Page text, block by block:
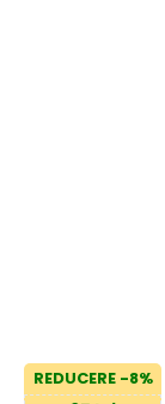
REDUCERE -8%